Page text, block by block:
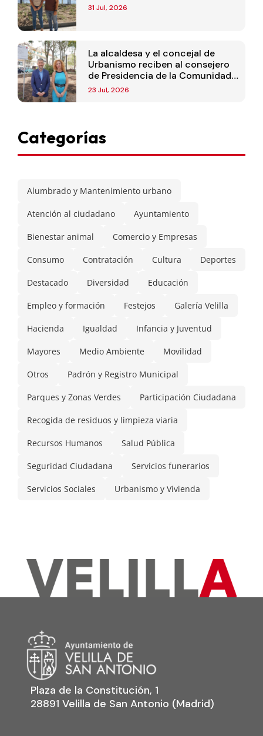
31 Jul, 2026
La alcaldesa y el concejal de
Urbanismo reciben al consejero
de Presidencia de la Comunidad
de Madrid
23 Jul, 2026
Categorías
Alumbrado y Mantenimiento urbano
Atención al ciudadano Ayuntamiento
Bienestar animal Comercio y Empresas
Consumo Contratación Cultura Deportes
Destacado Diversidad Educación
Empleo y formación Festejos Galería Velilla
Hacienda Igualdad Infancia y Juventud
Mayores Medio Ambiente Movilidad
Otros Padrón y Registro Municipal
Parques y Zonas Verdes Participación Ciudadana
Recogida de residuos y limpieza viaria
Recursos Humanos Salud Pública
Seguridad Ciudadana Servicios funerarios
Servicios Sociales Urbanismo y Vivienda
Plaza de la Constitución, 1
28891 Velilla de San Antonio (Madrid)